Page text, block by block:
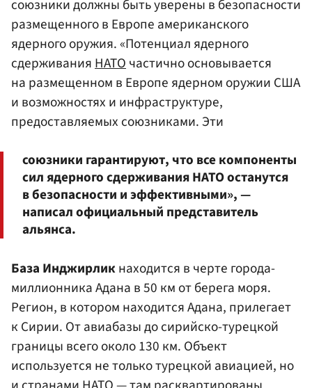
союзники должны быть уверены в безопасности
размещенного в Европе американского
ядерного оружия. «Потенциал ядерного
сдерживанияНАТОчастично основывается
на размещенном в Европе ядерном оружии США
и возможностях и инфраструктуре,
предоставляемых союзниками. Эти
союзники гарантируют, что все компоненты
сил ядерного сдерживания НАТО останутся
в безопасности и эффективными», —
написал официальный представитель
альянса.
База Инджирликнаходится в черте города-
миллионника Адана в 50 км от берега моря.
Регион, в котором находится Адана, прилегает
к Сирии. От авиабазы до сирийско-турецкой
границы всего около 130 км. Объект
используется не только турецкой авиацией, но